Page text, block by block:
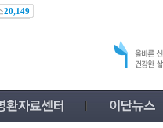
20,149